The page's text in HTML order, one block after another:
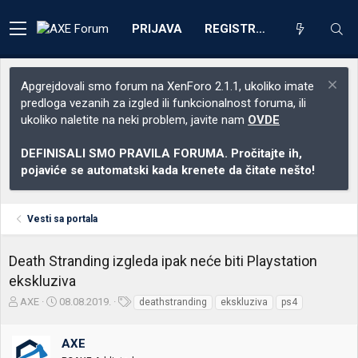
PRIJAVA REGISTRACIJA
Apgrejdovali smo forum na XenForo 2.1.1, ukoliko imate
predloga vezanih za izgled ili funkcionalnost foruma, ili
ukoliko naletite na neki problem, javite nam OVDE
DEFINISALI SMO PRAVILA FORUMA. Pročitajte ih,
pojaviće se automatski kada krenete da čitate nešto!
Vesti sa portala
Death Stranding izgleda ipak neće biti Playstation
ekskluziva
Z
e
AXE
D
u
08.08.2019. deathstranding ekskluziva ps4
AXE